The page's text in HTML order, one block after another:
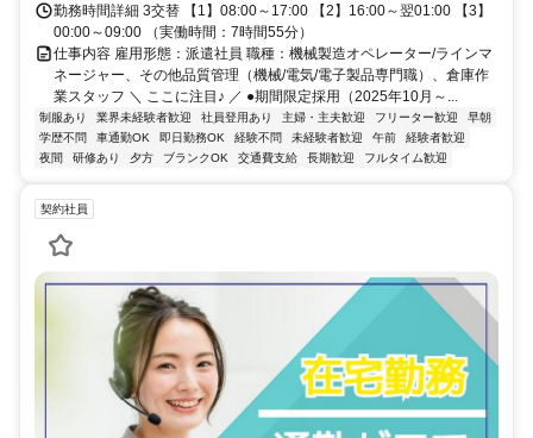
勤務時間詳細 3交替 【1】08:00～17:00 【2】16:00～翌01:00 【3】
00:00～09:00 （実働時間：7時間55分）
仕事内容 雇用形態：派遣社員 職種：機械製造オペレーター/ラインマ
ネージャー、その他品質管理（機械/電気/電子製品専門職）、倉庫作
業スタッフ ＼ ここに注目♪ ／ ●期間限定採用（2025年10月～...
制服あり 業界未経験者歓迎 社員登用あり 主婦・主夫歓迎 フリーター歓迎
早朝
学歴不問
車通勤OK 即日勤務OK 経験不問 未経験者歓迎 午前
経験者歓迎
夜間
研修あり 夕方 ブランクOK 交通費支給 長期歓迎 フルタイム歓迎
契約社員